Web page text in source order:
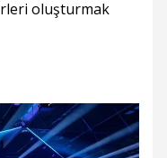
oluşturmak